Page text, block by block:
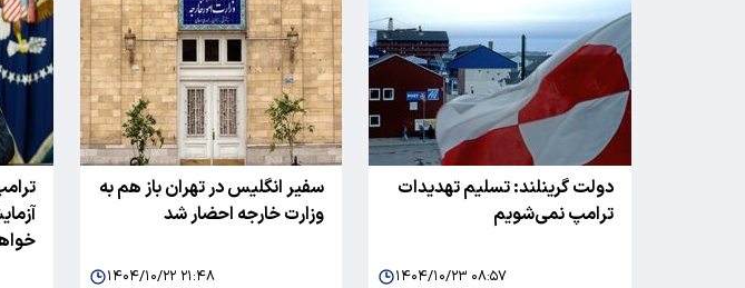
دولت گرینلند: تسلیم تهدیدات
ترامپ نمی‌شویم
۱۴۰۴/۱۰/۲۳ ۰۸:۵۷
سفیر انگلیس در تهران باز هم به
وزارت خارجه احضار شد
۱۴۰۴/۱۰/۲۲ ۲۱:۴۸